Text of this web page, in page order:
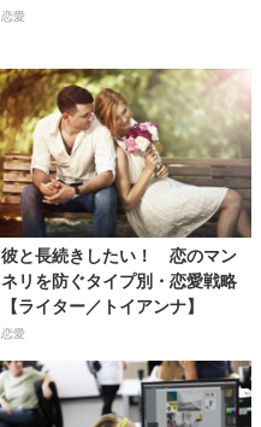
恋愛
彼と長続きしたい！ 恋のマン
ネリを防ぐタイプ別・恋愛戦略
【ライター／トイアンナ】
恋愛